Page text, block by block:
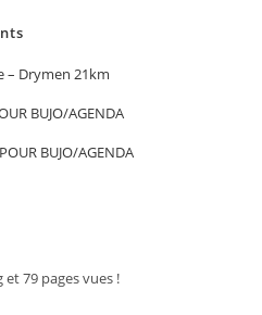
– Drymen 21km
BUJO/AGENDA
BUJO/AGENDA
et79 pages vues !